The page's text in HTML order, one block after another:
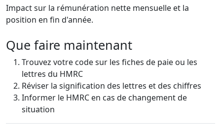
Impact sur la rémunération nette mensuelle et la
position en fin d'année.
Que faire maintenant
Trouvez votre code sur les fiches de paie ou les
lettres du HMRC
Réviser la signification des lettres et des chiffres
Informer le HMRC en cas de changement de
situation